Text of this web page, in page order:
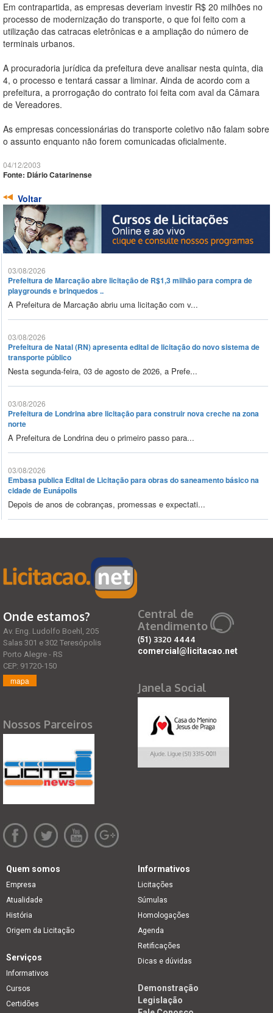
Em contrapartida, as empresas deveriam investir R$ 20 milhões no
processo de modernização do transporte, o que foi feito com a
utilização das catracas eletrônicas e a ampliação do número de
terminais urbanos.
A procuradoria jurídica da prefeitura deve analisar nesta quinta, dia
4, o processo e tentará cassar a liminar. Ainda de acordo com a
prefeitura, a prorrogação do contrato foi feita com aval da Câmara
de Vereadores.
As empresas concessionárias do transporte coletivo não falam sobre
o assunto enquanto não forem comunicadas oficialmente.
04/12/2003
Fonte: Diário Catarinense
Voltar
03/08/2026
Prefeitura de Marcação abre licitação de R$1,3 milhão para compra de
playgrounds e brinquedos ..
A Prefeitura de Marcação abriu uma licitação com v...
03/08/2026
Prefeitura de Natal (RN) apresenta edital de licitação do novo sistema de
transporte público
Nesta segunda-feira, 03 de agosto de 2026, a Prefe...
03/08/2026
Prefeitura de Londrina abre licitação para construir nova creche na zona
norte
A Prefeitura de Londrina deu o primeiro passo para...
03/08/2026
Embasa publica Edital de Licitação para obras do saneamento básico na
cidade de Eunápolis
Depois de anos de cobranças, promessas e expectati...
Onde estamos?
Av. Eng. Ludolfo Boehl, 205
Salas 301 e 302 Teresópolis
Porto Alegre - RS
CEP: 91720-150
mapa
Nossos Parceiros
Central de
Atendimento
(51) 3320 4444
comercial@licitacao.net
Janela Social
Quem somos
Empresa
Atualidade
História
Origem da Licitação
Informativos
Licitações
Súmulas
Homologações
Agenda
Retificações
Dicas e dúvidas
Serviços
Informativos
Cursos
Certidões
Demonstração
Legislação